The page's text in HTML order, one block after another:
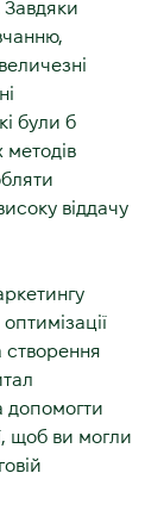
Завдяки
були б
віддачу
створення
допомогти
щоб ви могли